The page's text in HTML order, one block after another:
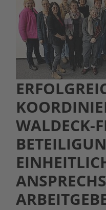
WALDECK-